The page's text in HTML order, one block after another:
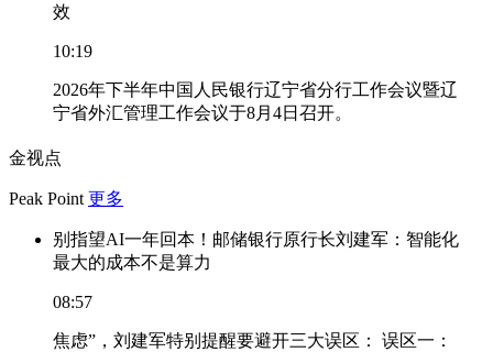
效
10:19
2026年下半年中国人民银行辽宁省分行工作会议暨辽
宁省外汇管理工作会议于8月4日召开。
金视点
Peak Point 更多
别指望AI一年回本！邮储银行原行长刘建军：智能化
最大的成本不是算力
08:57
焦虑”，刘建军特别提醒要避开三大误区： 误区一：